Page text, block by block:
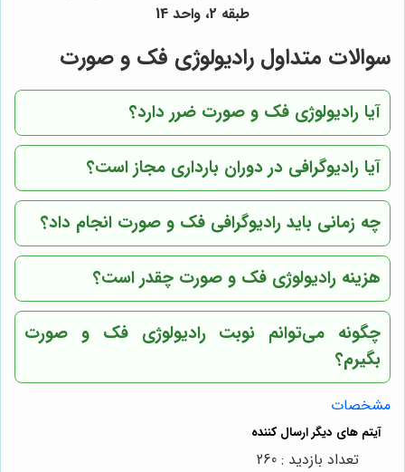
طبقه 2، واحد 14
سوالات متداول رادیولوژی فک و صورت
آیا رادیولوژی فک و صورت ضرر دارد؟
آیا رادیوگرافی در دوران بارداری مجاز است؟
چه زمانی باید رادیوگرافی فک و صورت انجام داد؟
هزینه رادیولوژی فک و صورت چقدر است؟
چگونه می‌توانم نوبت رادیولوژی فک و صورت
بگیرم؟
مشخصات
تعداد بازدید : 260